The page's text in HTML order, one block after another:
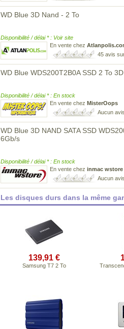
WD Blue 3D Nand - 2 To
Disponibilité / délai * : Voir site
En vente chez
45 avis
WD Blue WDS200T2B0A SSD 2 To
Disponibilité / délai * : En stock
En vente chez MisterOops
Aucun
WD Blue 3D NAND SATA SSD
6Gb/s
Disponibilité / délai * : En stock
En vente chez inmac wstore
Aucun
Les disques durs dans la même
139,91 €
Samsung T7 2 To